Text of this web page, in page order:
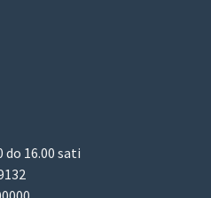
do 16.00 sati